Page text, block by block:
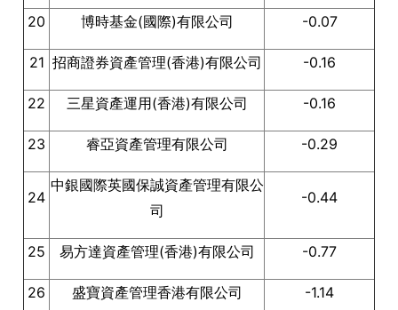
20 博時基金(國際)有限公司 -0.07
21 招商證券資產管理(香港)有限公司 -0.16
22 三星資產運用(香港)有限公司 -0.16
23 睿亞資產管理有限公司 -0.29
24
中銀國際英國保誠資產管理有限公
司
-0.44
25 易方達資產管理(香港)有限公司 -0.77
26 盛寶資產管理香港有限公司 -1.14